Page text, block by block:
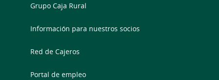
Grupo Caja Rural
Información para nuestros socios
Red de Cajeros
Portal de empleo